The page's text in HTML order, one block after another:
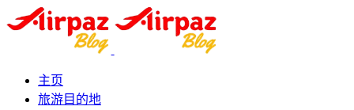
主页
旅游目的地